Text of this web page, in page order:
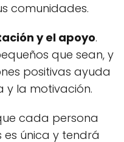
comunidades.
y el apoyo.
que sean, y
positivas ayuda
la motivación.
cada persona
es única y tendrá